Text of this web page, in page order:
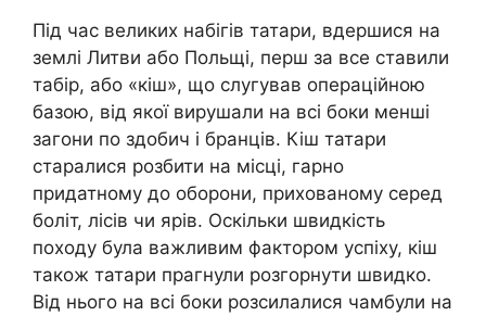
Під час великих набігів татари, вдершися на
землі Литви або Польщі, перш за все ставили
табір, або «кіш», що слугував операційною
базою, від якої вирушали на всі боки менші
загони по здобич і бранців. Кіш татари
старалися розбити на місці, гарно
придатному до оборони, прихованому серед
боліт, лісів чи ярів. Оскільки швидкість
походу була важливим фактором успіху, кіш
також татари прагнули розгорнути швидко.
Від нього на всі боки розсилалися чамбули на